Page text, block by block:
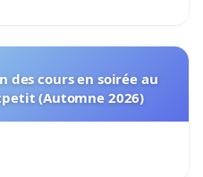
des cours en soirée au
(Automne 2026)